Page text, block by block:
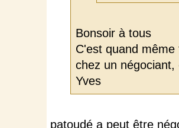
Bonsoir à tous
C'est quand
chez un
Yves
patoudé a peut être